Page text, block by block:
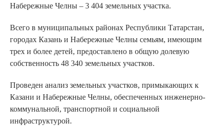
Набережные Челны – 3 404 земельных участка.
Всего в муниципальных районах Республики Татарстан,
городах Казань и Набережные Челны семьям, имеющим
трех и более детей, предоставлено в общую долевую
собственность 48 340 земельных участков.
Проведен анализ земельных участков, примыкающих к
Казани и Набережные Челны, обеспеченных инженерно-
коммунальной, транспортной и социальной
инфраструктурой.